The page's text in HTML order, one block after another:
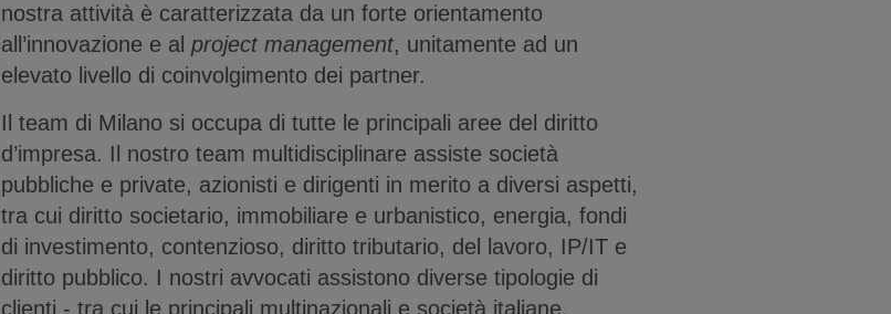
nostra attività è caratterizzata da un forte orientamento
all’innovazione e al project management, unitamente ad un
elevato livello di coinvolgimento dei partner.
Il team di Milano si occupa di tutte le principali aree del diritto
d’impresa. Il nostro team multidisciplinare assiste società
pubbliche e private, azionisti e dirigenti in merito a diversi aspetti,
tra cui diritto societario, immobiliare e urbanistico, energia, fondi
di investimento, contenzioso, diritto tributario, del lavoro, IP/IT e
diritto pubblico. I nostri avvocati assistono diverse tipologie di
clienti - tra cui le principali multinazionali e società italiane,